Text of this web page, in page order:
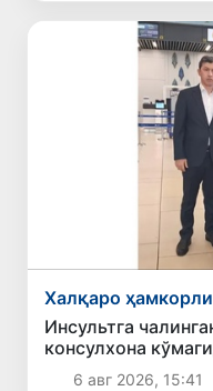
Халқаро
Инсультга
консулхона
қайтарилди
6 авг 2026, 15:41